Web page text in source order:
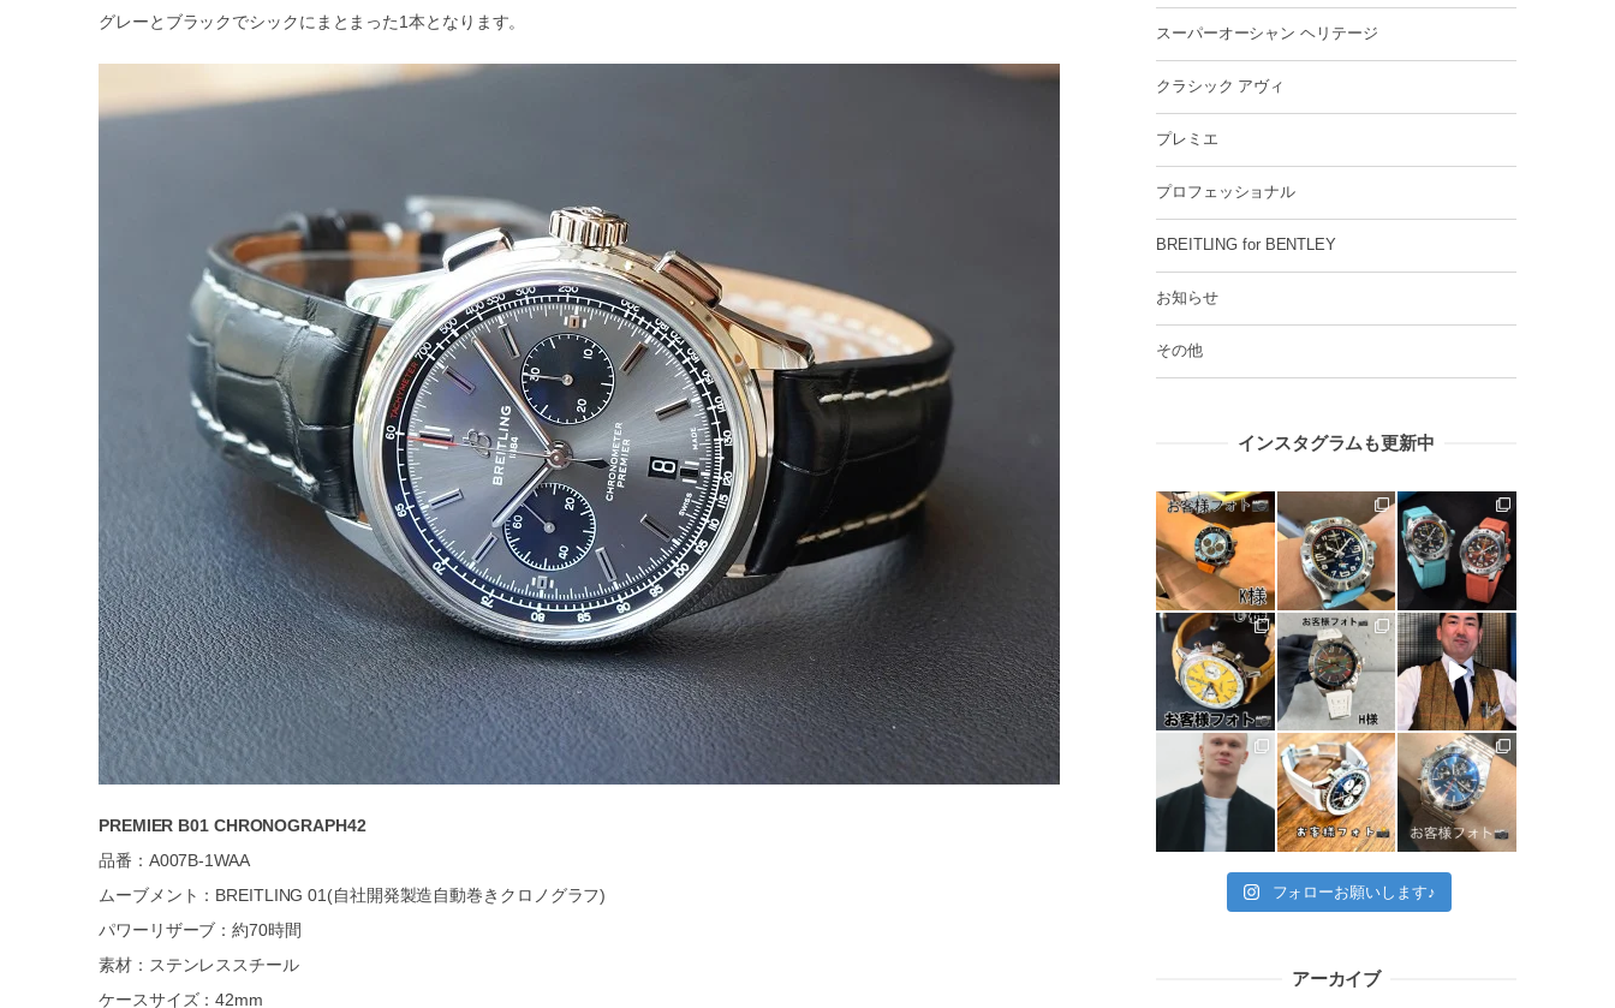
グレーとブラックでシックにまとまった1本となります。
PREMIER B01 CHRONOGRAPH42
品番：A007B-1WAA
ムーブメント：BREITLING 01(自社開発製造自動巻きクロノグラフ)
パワーリザーブ：約70時間
素材：ステンレススチール
ケースサイズ：42mm
スーパーオーシャン ヘリテージ
クラシック アヴィ
プレミエ
プロフェッショナル
BREITLING for BENTLEY
お知らせ
その他
インスタグラムも更新中
フォローお願いします♪
アーカイブ